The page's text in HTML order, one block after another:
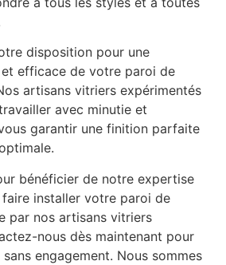
disposition pour une
efficace de votre paroi de
artisans vitriers expérimentés
avec minutie et
garantir une finition parfaite
bénéficier de notre expertise
installer votre paroi de
par nos artisans vitriers
nous dès maintenant pour
engagement. Nous sommes